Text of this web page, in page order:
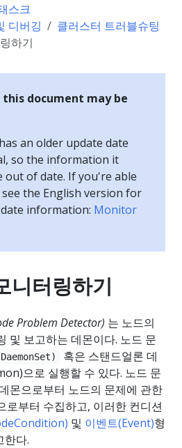
스크
디버깅
클러스터 트러블슈팅
하기
document may be
an older update date
so the information it
out of date. If you're able
the English version for
information: Monitor
니터링하기
Problem Detector) 는 노드의
및 보고하는 데몬이다. 노드 문
혹은 스탠드얼론 데
으로 실행할 수 있다. 노드 문
몬으로부터 노드의 문제에 관한
로부터 수집하고, 이러한 컨디션
및 이벤트(Event)형
한다.